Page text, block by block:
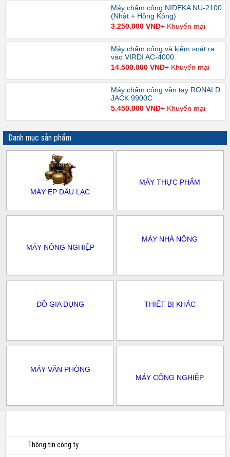
Máy chấm công NIDEKA NU-2100
(Nhật + Hồng Kông)
3.250.000 VNĐ+ Khuyến mại
Máy chấm công và kiểm soát ra
vào VIRDI AC-4000
14.500.000 VNĐ+ Khuyến mại
Máy chấm công vân tay RONALD
JACK 9900C
5.450.000 VNĐ+ Khuyến mại
Danh mục sản phẩm
MÁY ÉP DẦU LẠC
MÁY THỰC PHẨM
MÁY NÔNG NGHIỆP
MÁY NHÀ NÔNG
ĐỒ GIA DỤNG THIẾT BỊ KHÁC
MÁY VĂN PHÒNG
MÁY CÔNG NGHIỆP
Thông tin công ty